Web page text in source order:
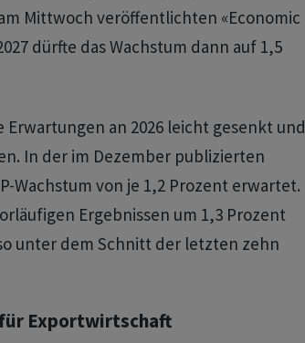
Mittwoch veröffentlichten «Economic
dürfte das Wachstum dann auf 1,5
Erwartungen an 2026 leicht gesenkt und
In der im Dezember publizierten
Wachstum von je 1,2 Prozent erwartet.
Ergebnissen um 1,3 Prozent
unter dem Schnitt der letzten zehn
Exportwirtschaft